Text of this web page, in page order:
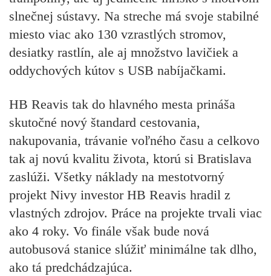
slnečnej sústavy. Na streche má svoje stabilné
miesto viac ako 130 vzrastlých stromov,
desiatky rastlín, ale aj množstvo lavičiek a
oddychových kútov s USB nabíjačkami.
HB Reavis tak do hlavného mesta prináša
skutočné nový štandard cestovania,
nakupovania, trávanie voľného času a celkovo
tak aj novú kvalitu života, ktorú si Bratislava
zaslúži. Všetky náklady na mestotvorný
projekt Nivy investor HB Reavis hradil z
vlastných zdrojov. Práce na projekte trvali viac
ako 4 roky. Vo finále však bude nová
autobusová stanice slúžiť minimálne tak dlho,
ako tá predchádzajúca.